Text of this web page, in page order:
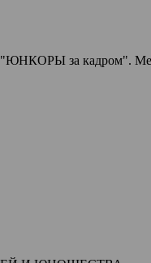
"ЮНКОРЫ за кадром".